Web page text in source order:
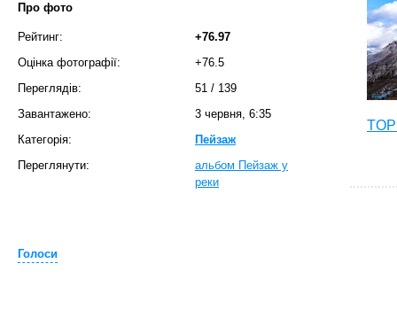
Про фото
Рейтинг:
+76.97
Оцінка фотографії:
+76.5
Переглядів:
51 / 139
Завантажено:
3 червня, 6:35
Категорія:
Пейзаж
Переглянути:
альбом Пейзаж у
реки
Голоси